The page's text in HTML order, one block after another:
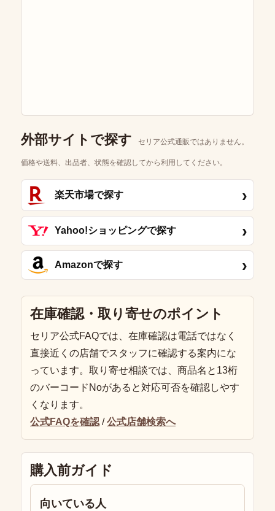
外部サイトで探す セリア公式通販ではありません。
価格や送料、出品者、状態を確認してから利用してください。
楽天市場で探す ›
Yahoo!ショッピングで探す ›
Amazonで探す ›
在庫確認・取り寄せのポイント
セリア公式FAQでは、在庫確認は電話ではなく
直接近くの店舗でスタッフに確認する案内にな
っています。取り寄せ相談では、商品名と13桁
のバーコードNoがあると対応可否を確認しやす
くなります。
公式FAQを確認 /公式店舗検索へ
購入前ガイド
向いている人